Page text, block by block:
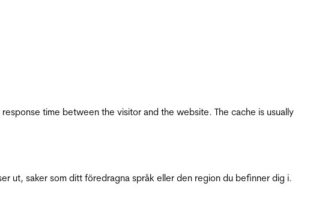
time between the visitor and the website. The cache is usually
ut, saker som ditt föredragna språk eller den region du befinner dig i.